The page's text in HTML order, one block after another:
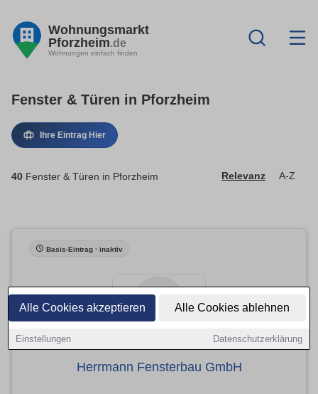
Alle Cookies akzeptieren Alle Cookies ablehnen
Einstellungen Datenschutzerklärung
Wohnungsmarkt
Pforzheim.de
Wohnungen einfach finden
Fenster & Türen in Pforzheim
Ihre Eintrag Hier
40 Fenster & Türen in Pforzheim Relevanz A-Z
Basis-Eintrag · inaktiv
Herrmann Fensterbau GmbH